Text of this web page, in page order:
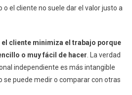
el cliente no suele dar el valor justo a
el cliente minimiza el trabajo porque
o muy fácil de hacer . La verdad
independiente es más intangible
se puede medir o comparar con otras